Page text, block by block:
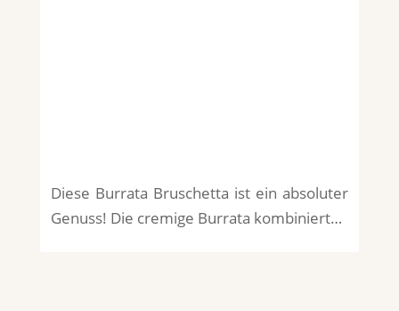
Diese Burrata Bruschetta ist ein absoluter
Genuss! Die cremige Burrata kombiniert…